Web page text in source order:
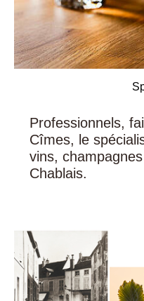
Professionnels,
Cîmes, le
vins,
Chablais.